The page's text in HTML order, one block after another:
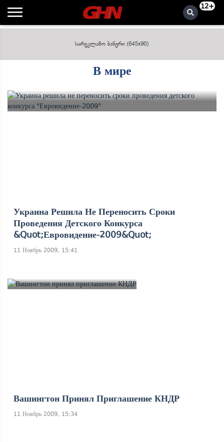
12+
В мире
Украина Решила Не Переносить Сроки
Проведения Детского Конкурса
&quot;Евровидение-2009&quot;
11 Ноябрь 2009, 15:41
Вашингтон Принял Приглашение КНДР
11 Ноябрь 2009, 15:34